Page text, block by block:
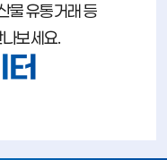
물 유통거래 등
보세요.
터